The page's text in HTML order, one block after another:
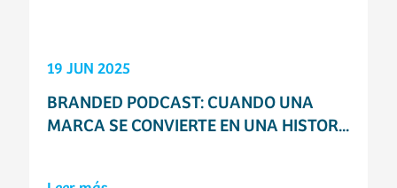
19 JUN 2025
BRANDED PODCAST: CUANDO UNA
MARCA SE CONVIERTE EN UNA HISTOR...